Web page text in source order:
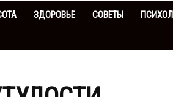
ЗДОРОВЬЕ СОВЕТЫ